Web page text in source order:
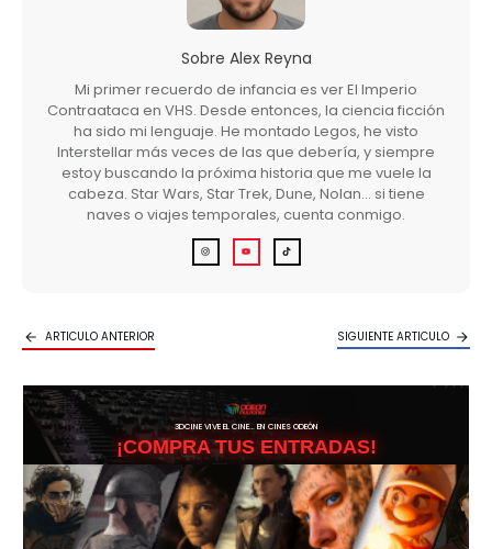
Sobre Alex Reyna
Mi primer recuerdo de infancia es ver El Imperio
Contraataca en VHS. Desde entonces, la ciencia ficción
ha sido mi lenguaje. He montado Legos, he visto
Interstellar más veces de las que debería, y siempre
estoy buscando la próxima historia que me vuele la
cabeza. Star Wars, Star Trek, Dune, Nolan… si tiene
naves o viajes temporales, cuenta conmigo.
ARTICULO ANTERIOR SIGUIENTE ARTICULO
3DCINE VIVE EL CINE… EN CINES ODEÓN
¡COMPRA TUS ENTRADAS!